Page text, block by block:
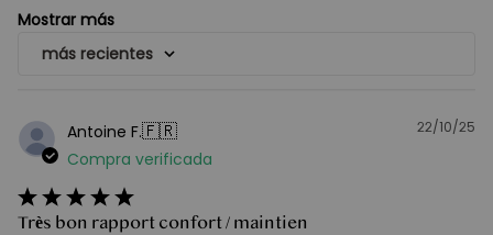
Mostrar más
más recientes
Antoine F.🇫🇷
Compra verificada
Très bon rapport confort / maintien
22/10/25